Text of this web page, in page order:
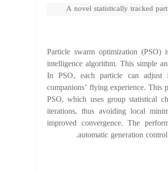
A novel statistically tracked
Particle swarm optimization (PSO)
intelligence algorithm. This simple
In PSO, each particle can
companions’ flying experience. This
PSO, which uses group statistical
iterations, thus avoiding local
improved convergence. The
automatic generation